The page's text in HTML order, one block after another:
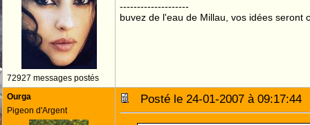
72927 messages postés
--------------------
buvez de l'eau de Millau, vos idées seront
Ourga
Pigeon d'Argent
Posté le 24-01-2007 à